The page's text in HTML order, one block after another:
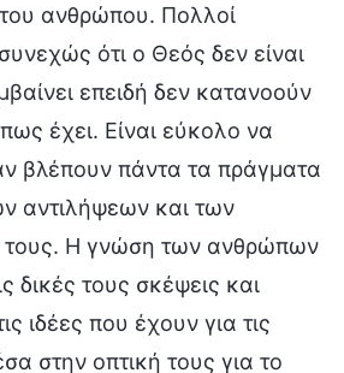
ανθρώπου. Πολλοί
ότι ο Θεός δεν είναι
επειδή δεν κατανοούν
έχει. Είναι εύκολο να
βλέπουν πάντα τα πράγματα
αντιλήψεων και των
τους. Η γνώση των ανθρώπων
δικές τους σκέψεις και
ιδέες που έχουν για τις
στην οπτική τους για το